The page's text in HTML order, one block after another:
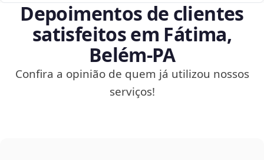
Depoimentos de clientes
satisfeitos em Fátima,
Belém‑PA
Confira a opinião de quem já utilizou nossos
serviços!